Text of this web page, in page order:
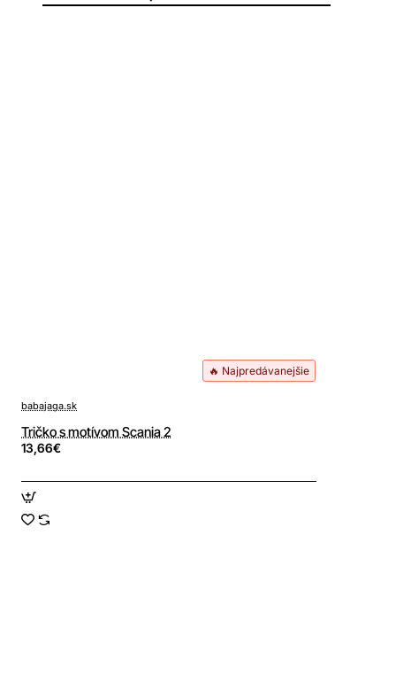
🔥 Najpredávanejšie
babajaga.sk
Tričko s motívom Scania 2
13,66€